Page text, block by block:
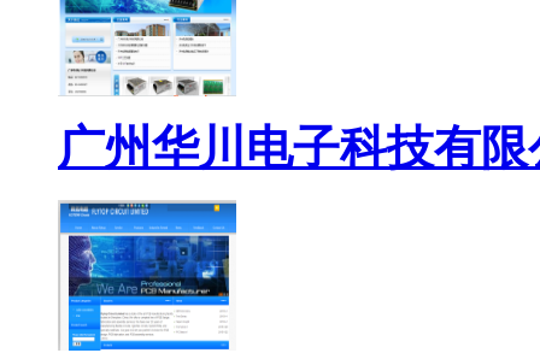
广州华川电子科技有